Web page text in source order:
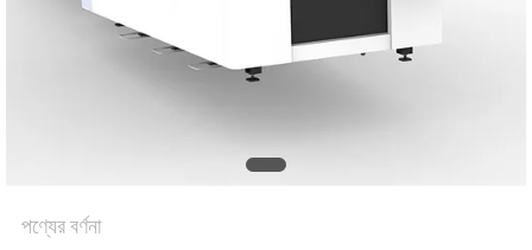
РУССКИЙ
ম্যাপ
পণ্যের বর্ণনা